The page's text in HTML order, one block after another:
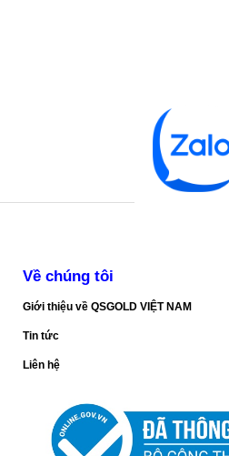
Về chúng tôi
Giới thiệu về QSGOLD VIỆT NAM
Tin tức
Liên hệ